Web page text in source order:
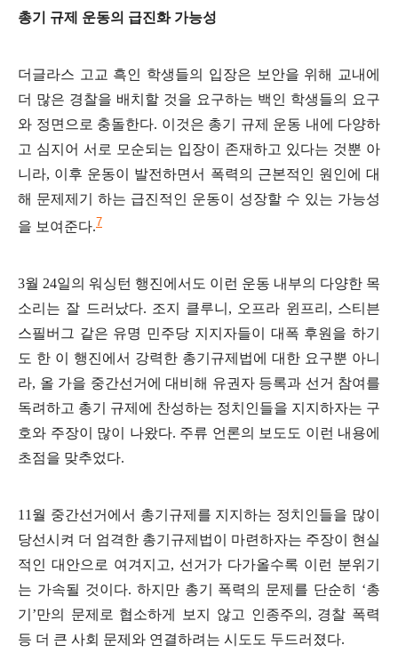
총기 규제 운동의 급진화 가능성
더글라스 고교 흑인 학생들의 입장은 보안을 위해 교내에
더 많은 경찰을 배치할 것을 요구하는 백인 학생들의 요구
와 정면으로 충돌한다. 이것은 총기 규제 운동 내에 다양하
고 심지어 서로 모순되는 입장이 존재하고 있다는 것뿐 아
니라, 이후 운동이 발전하면서 폭력의 근본적인 원인에 대
해 문제제기 하는 급진적인 운동이 성장할 수 있는 가능성
을 보여준다.7
3월 24일의 워싱턴 행진에서도 이런 운동 내부의 다양한 목
소리는 잘 드러났다. 조지 클루니 , 오프라 윈프리 , 스티븐
스필버그 같은 유명 민주당 지지자들이 대폭 후원을 하기
도 한 이 행진에서 강력한 총기규제법에 대한 요구뿐 아니
라, 올 가을 중간선거에 대비해 유권자 등록과 선거 참여를
독려하고 총기 규제에 찬성하는 정치인들을 지지하자는 구
호와 주장이 많이 나왔다. 주류 언론의 보도도 이런 내용에
초점을 맞추었다.
11 월 중간선거에서 총기규제를 지지하는 정치인들을 많이
당선시켜 더 엄격한 총기규제법이 마련하자는 주장이 현실
적인 대안으로 여겨지고, 선거가 다가올수록 이런 분위기
는 가속될 것이다. 하지만 총기 폭력의 문제를 단순히 ‘총
기 ’만의 문제로 협소하게 보지 않고 인종주의 , 경찰 폭력
등 더 큰 사회 문제와 연결하려는 시도도 두드러졌다.